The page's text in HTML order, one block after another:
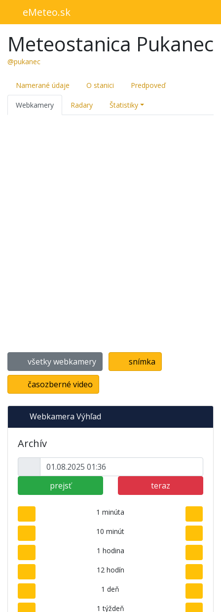
eMeteo.sk
Meteostanica Pukanec
@pukanec
Namerané údaje O stanici Predpoveď
Webkamery Radary Štatistiky
všetky webkamery snímka
časozberné video
Webkamera Výhľad
Archív
prejsť teraz
1 minúta
10 minút
1 hodina
12 hodín
1 deň
1 týždeň